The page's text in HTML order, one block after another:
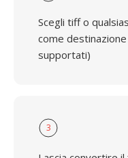
Scegli tiff o
come
supportati)
3